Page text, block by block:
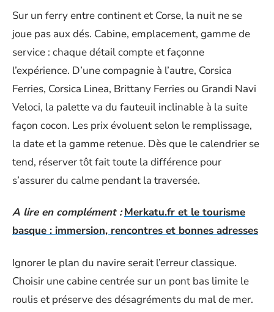
Sur un ferry entre continent et Corse, la nuit ne se
joue pas aux dés. Cabine, emplacement, gamme de
service : chaque détail compte et façonne
l’expérience. D’une compagnie à l’autre, Corsica
Ferries, Corsica Linea, Brittany Ferries ou Grandi Navi
Veloci, la palette va du fauteuil inclinable à la suite
façon cocon. Les prix évoluent selon le remplissage,
la date et la gamme retenue. Dès que le calendrier se
tend, réserver tôt fait toute la différence pour
s’assurer du calme pendant la traversée.
A lire en complément : Merkatu.fr et le tourisme
basque : immersion, rencontres et bonnes adresses
Ignorer le plan du navire serait l’erreur classique.
Choisir une cabine centrée sur un pont bas limite le
roulis et préserve des désagréments du mal de mer.